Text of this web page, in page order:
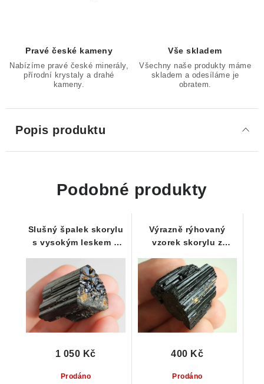
Pravé české kameny
Nabízíme pravé české minerály,
přírodní krystaly a drahé
kameny.
Vše skladem
Všechny naše produkty máme
skladem a odesíláme je
obratem.
Popis produktu
Podobné produkty
Slušný špalek skorylu
s vysokým leskem a
ukončením
Prodáno
1 050 Kč
Výrazně rýhovaný
vzorek skorylu z
Prodáno
400 Kč